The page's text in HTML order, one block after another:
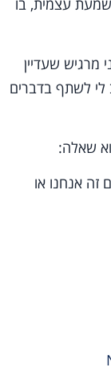
מרגיש שעדיין
לי לשתף בדברים
שאלה:
זה אנחנו או